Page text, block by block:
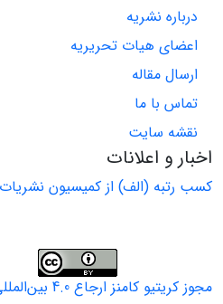
درباره نشریه
اعضای هیات تحریریه
ارسال مقاله
تماس با ما
نقشه سایت
اخبار و اعلانات
کسب رتبه (الف) از کمیسیون نشریات
مجوز کریتیو کامنز ارجاع 4.0 بین‌المللی